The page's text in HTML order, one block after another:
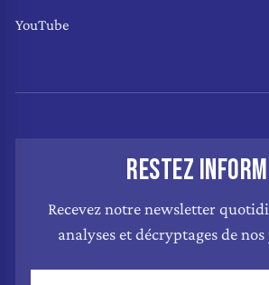
YouTube
RESTEZ
Recevez notre newsletter
analyses et décryptages de